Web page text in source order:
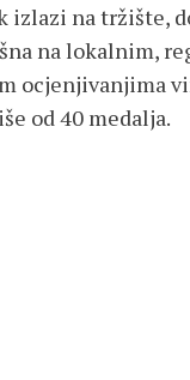
izlazi na tržište,
na lokalnim,
ocjenjivanjima
od 40 medalja.